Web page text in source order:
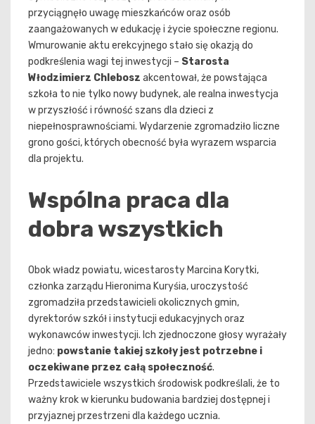
przyciągnęło uwagę mieszkańców oraz osób
zaangażowanych w edukację i życie społeczne regionu.
Wmurowanie aktu erekcyjnego stało się okazją do
podkreślenia wagi tej inwestycji – Starosta
Włodzimierz Chlebosz akcentował, że powstająca
szkoła to nie tylko nowy budynek, ale realna inwestycja
w przyszłość i równość szans dla dzieci z
niepełnosprawnościami. Wydarzenie zgromadziło liczne
grono gości, których obecność była wyrazem wsparcia
dla projektu.
Wspólna praca dla
dobra wszystkich
Obok władz powiatu, wicestarosty Marcina Korytki,
członka zarządu Hieronima Kuryśia, uroczystość
zgromadziła przedstawicieli okolicznych gmin,
dyrektorów szkół i instytucji edukacyjnych oraz
wykonawców inwestycji. Ich zjednoczone głosy wyrażały
jedno: powstanie takiej szkoły jest potrzebne i
oczekiwane przez całą społeczność.
Przedstawiciele wszystkich środowisk podkreślali, że to
ważny krok w kierunku budowania bardziej dostępnej i
przyjaznej przestrzeni dla każdego ucznia.